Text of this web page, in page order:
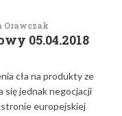
Orawczak
05.04.2018
cła na produkty ze
się jednak negocjacji
stronie europejskiej